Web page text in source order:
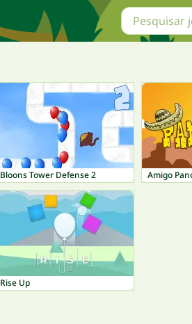
Bloons Tower Defense 2 Amigo
Rise Up